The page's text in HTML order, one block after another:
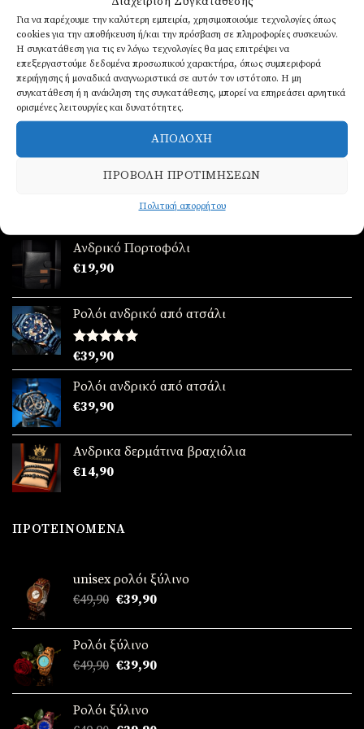
Για να παρέχουμε την καλύτερη εμπειρία, χρησιμοποιούμε τεχνολογίες όπως
cookies για την αποθήκευση ή/και την πρόσβαση σε πληροφορίες συσκευών.
Η συγκατάθεση για τις εν λόγω τεχνολογίες θα μας επιτρέψει να
επεξεργαστούμε δεδομένα προσωπικού χαρακτήρα, όπως συμπεριφορά
περιήγησης ή μοναδικά αναγνωριστικά σε αυτόν τον ιστότοπο. Η μη
συγκατάθεση ή η ανάκληση της συγκατάθεσης, μπορεί να επηρεάσει αρνητικά
ορισμένες λειτουργίες και δυνατότητες.
ΑΠΟΔΟΧΉ
ΠΡΟΒΟΛΉ ΠΡΟΤΙΜΉΣΕΩΝ
Πολιτική απορρήτου
€24,90.
Original
price
was:
€34,90.
€24,90Η
τρέχουσα
τιμή
είναι:
€24,90.
Σετ γυναικείο απο ατσάλι ( ρολόι - βραχιόλι-
κολιέ-δαχτυλίδι (one size ) -σκουλαρίκια )
€89,90 Original
price
was:
€89,90.
€69,90Η
τρέχουσα
τιμή
είναι:
€69,90.
Σετ γυναικείο απο ατσάλι ( ρολόι - βραχιόλι-
κολιέ-δαχτυλίδι (one size ) -σκουλαρίκια )
€89,90 Original
price
€89,90.
€69,90Η
τρέχουσα
είναι:
Ανδρικό Πορτοφόλι
€19,90
Ρολόι ανδρικό από ατσάλι
Βαθμολογήθηκε
με5.00
από 5
€39,90
Ρολόι ανδρικό από ατσάλι
€39,90
Ανδρικα δερμάτινα βραχιόλια
€14,90
ΠΡΟΤΕΙΝΌΜΕΝΑ
unisex ρολόι ξύλινο
€49,90 Original
was:
€49,90.
€39,90Η
τιμή
€39,90.
Ρολόι ξύλινο
€49,90 Original
was:
€49,90.
€39,90Η
τιμή
Ρολόι ξύλινο